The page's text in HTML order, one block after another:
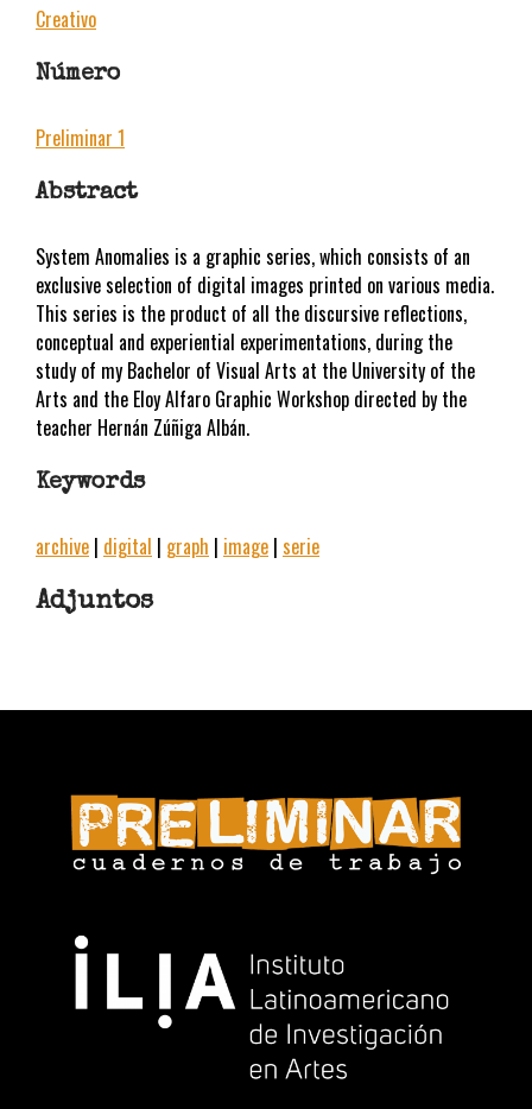
Creativo
Número
Preliminar 1
Abstract
System Anomalies is a graphic series, which consists of an
exclusive selection of digital images printed on various media.
This series is the product of all the discursive reflections,
conceptual and experiential experimentations, during the
study of my Bachelor of Visual Arts at the University of the
Arts and the Eloy Alfaro Graphic Workshop directed by the
teacher Hernán Zúñiga Albán.
Keywords
archive | digital | graph | image | serie
Adjuntos